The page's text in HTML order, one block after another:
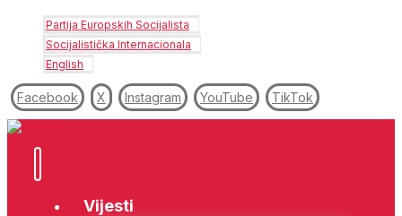
Partija Europskih Socijalista
Socijalistička Internacionala
English
Facebook X Instagram YouTube TikTok
Vijesti